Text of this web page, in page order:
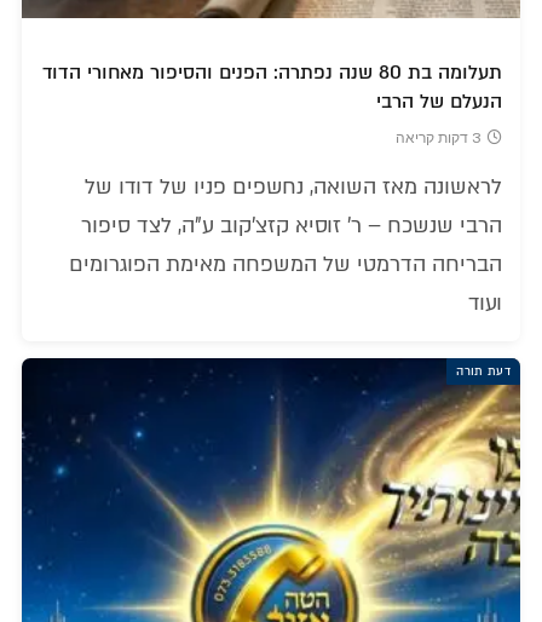
תעלומה בת 80 שנה נפתרה: הפנים והסיפור מאחורי הדוד
הנעלם של הרבי
3 דקות קריאה
לראשונה מאז השואה, נחשפים פניו של דודו של
הרבי שנשכח – ר' זוסיא קזצ'קוב ע"ה, לצד סיפור
הבריחה הדרמטי של המשפחה מאימת הפוגרומים
ועוד
דעת תורה